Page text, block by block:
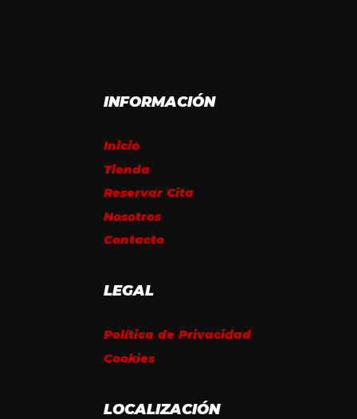
INFORMACIÓN
Inicio
Tienda
Reservar Cita
Nosotros
Contacto
LEGAL
Política de Privacidad
Cookies
LOCALIZACIÓN